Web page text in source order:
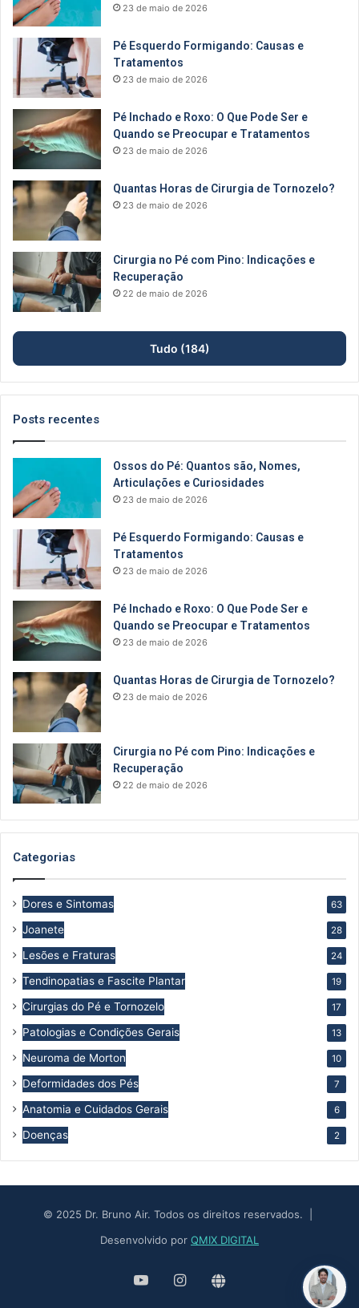
23 de maio de 2026
Pé Esquerdo Formigando: Causas e
Tratamentos
23 de maio de 2026
Pé Inchado e Roxo: O Que Pode Ser e
Quando se Preocupar e Tratamentos
23 de maio de 2026
Quantas Horas de Cirurgia de Tornozelo?
23 de maio de 2026
Cirurgia no Pé com Pino: Indicações e
Recuperação
22 de maio de 2026
Tudo (184)
Posts recentes
Ossos do Pé: Quantos são, Nomes,
Articulações e Curiosidades
23 de maio de 2026
Pé Esquerdo Formigando: Causas e
Tratamentos
23 de maio de 2026
Pé Inchado e Roxo: O Que Pode Ser e
Quando se Preocupar e Tratamentos
23 de maio de 2026
Quantas Horas de Cirurgia de Tornozelo?
23 de maio de 2026
Cirurgia no Pé com Pino: Indicações e
Recuperação
22 de maio de 2026
Categorias
Dores e Sintomas 63
Joanete 28
Lesões e Fraturas 24
Tendinopatias e Fascite Plantar 19
Cirurgias do Pé e Tornozelo 17
Patologias e Condições Gerais 13
Neuroma de Morton 10
Deformidades dos Pés 7
Anatomia e Cuidados Gerais 6
Doenças 2
© 2025 Dr. Bruno Air. Todos os direitos reservados. |
Desenvolvido por QMIX DIGITAL
YouTubeInstagram
Site